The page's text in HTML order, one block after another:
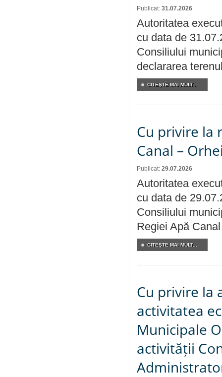
Publicat: 31.07.2026
Autoritatea
cu data de
Consiliului
declararea
CITEŞTE MAI MULT...
Cu privire la
Canal –
Publicat: 29.07.2026
Autoritatea
cu data de
Consiliului
Regiei Apă
CITEŞTE MAI MULT...
Cu privire la
activitatea
Municipale
activității